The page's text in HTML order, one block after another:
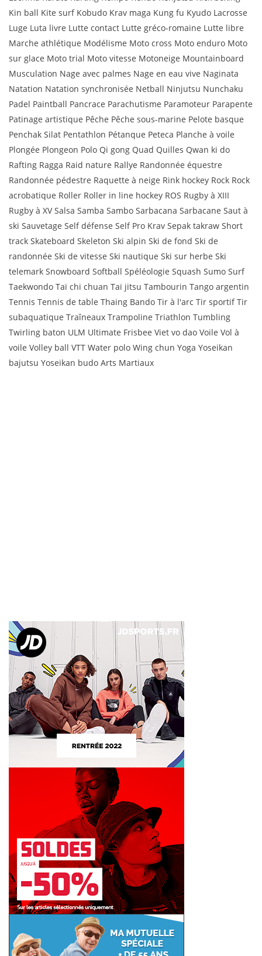
Kin ball Kite surf Kobudo Krav maga Kung fu Kyudo Lacrosse
Luge Luta livre Lutte contact Lutte gréco-romaine Lutte libre
Marche athlétique Modélisme Moto cross Moto enduro Moto
sur glace Moto trial Moto vitesse Motoneige Mountainboard
Musculation Nage avec palmes Nage en eau vive Naginata
Natation Natation synchronisée Netball Ninjutsu Nunchaku
Padel Paintball Pancrace Parachutisme Paramoteur Parapente
Patinage artistique Pêche Pêche sous-marine Pelote basque
Penchak Silat Pentathlon Pétanque Peteca Planche à voile
Plongée Plongeon Polo Qi gong Quad Quilles Qwan ki do
Rafting Ragga Raid nature Rallye Randonnée équestre
Randonnée pédestre Raquette à neige Rink hockey Rock Rock
acrobatique Roller Roller in line hockey ROS Rugby à XIII
Rugby à XV Salsa Samba Sambo Sarbacana Sarbacane Saut à
ski Sauvetage Self défense Self Pro Krav Sepak takraw Short
track Skateboard Skeleton Ski alpin Ski de fond Ski de
randonnée Ski de vitesse Ski nautique Ski sur herbe Ski
telemark Snowboard Softball Spéléologie Squash Sumo Surf
Taekwondo Taï chi chuan Taï jitsu Tambourin Tango argentin
Tennis Tennis de table Thaing Bando Tir à l'arc Tir sportif Tir
subaquatique Traîneaux Trampoline Triathlon Tumbling
Twirling baton ULM Ultimate Frisbee Viet vo dao Voile Vol à
voile Volley ball VTT Water polo Wing chun Yoga Yoseikan
bajutsu Yoseikan budo Arts Martiaux